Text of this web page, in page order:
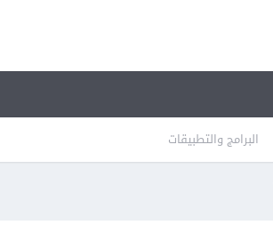
البرامج والتطبيقات